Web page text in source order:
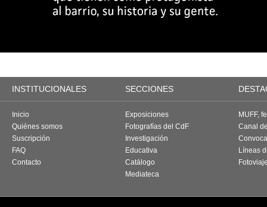
INSTITUCIONALES SECCIONES
Inicio
Quiénes somos
Suscripción
FAQ
Contacto
Exposiciones
Fotografías del CdF
Investigación
Educativa
Catálogo
Mediateca
MUFF,
Canal
Líneas